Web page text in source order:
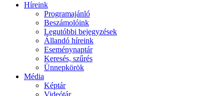
Híreink
Programajánló
Beszámolóink
Legutóbbi bejegyzések
Állandó híreink
Eseménynaptár
Keresés, szűrés
Ünnepkörök
Média
Képtár
Videótár